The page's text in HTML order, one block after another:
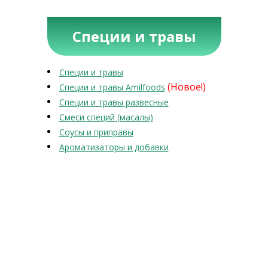
Специи и травы
Специи и травы
Специи и травы Amilfoods (Новое!)
Специи и травы развесные
Смеси специй (масалы)
Соусы и приправы
Ароматизаторы и добавки